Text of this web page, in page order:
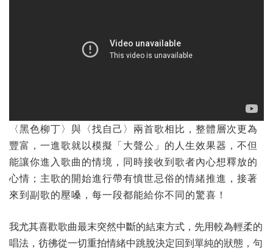
〈黑色柳丁〉與〈找自己〉兩首歌相比，整體層次更為
豐富，一進歌就以模擬「大聲公」的人生效果器，不但
能讓你進入歌曲的情境，同時接收到歌者內心想釋放的
心情；主歌的開始進行帶有憤世忌俗的情緒推進，接著
來到副歌的壓嗓，每一段都能給你不同的驚喜！
我尤其喜歡歌曲最末突然中斷的結束方式，先用較為輕柔的
唱法，彷彿從一切重拍情緒中跳脫決定回到單純的狀態，句